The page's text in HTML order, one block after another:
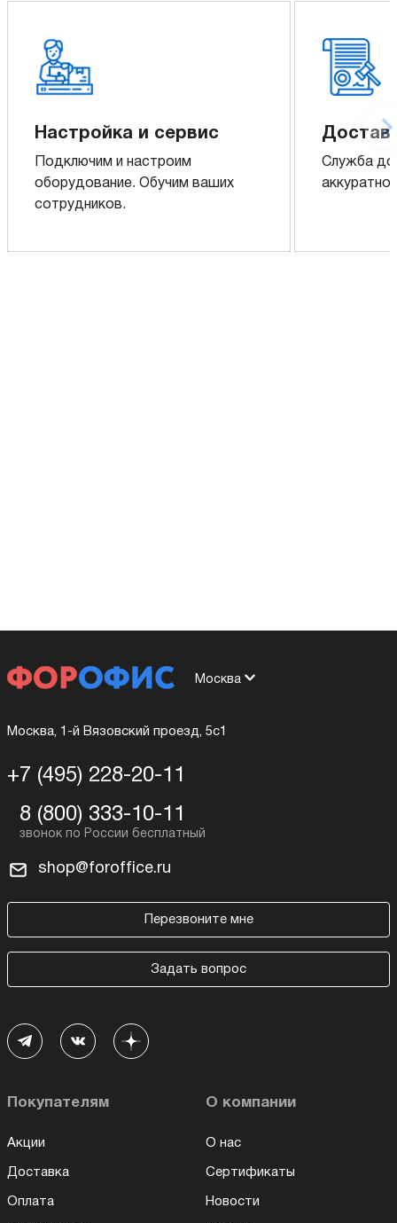
Настройка и сервис
Подключим и настроим
оборудование. Обучим ваших
сотрудников.
Служба
аккуратно
Москва
Москва, 1-й Вязовский проезд, 5с1
+7 (495) 228-20-11
8 (800) 333-10-11
shop@foroffice.ru
Перезвоните мне
Задать вопрос
Покупателям
Акции
Доставка
Оплата
О компании
О нас
Сертификаты
Новости